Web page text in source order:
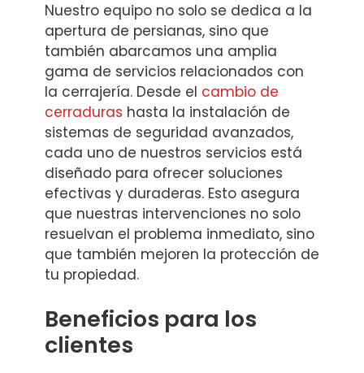
Nuestro equipo no solo se dedica a la
apertura de persianas, sino que
también abarcamos una amplia
gama de servicios relacionados con
la cerrajería. Desde el cambio de
cerraduras hasta la instalación de
sistemas de seguridad avanzados,
cada uno de nuestros servicios está
diseñado para ofrecer soluciones
efectivas y duraderas. Esto asegura
que nuestras intervenciones no solo
resuelvan el problema inmediato, sino
que también mejoren la protección de
tu propiedad.
Beneficios para los
clientes